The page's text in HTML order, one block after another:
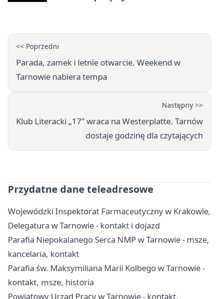
<< Poprzedni
Parada, zamek i letnie otwarcie. Weekend w
Tarnowie nabiera tempa
Następny >>
Klub Literacki „17” wraca na Westerplatte. Tarnów
dostaje godzinę dla czytających
Przydatne dane teleadresowe
Wojewódzki Inspektorat Farmaceutyczny w Krakowie,
Delegatura w Tarnowie - kontakt i dojazd
Parafia Niepokalanego Serca NMP w Tarnowie - msze,
kancelaria, kontakt
Parafia św. Maksymiliana Marii Kolbego w Tarnowie -
kontakt, msze, historia
Powiatowy Urząd Pracy w Tarnowie - kontakt,